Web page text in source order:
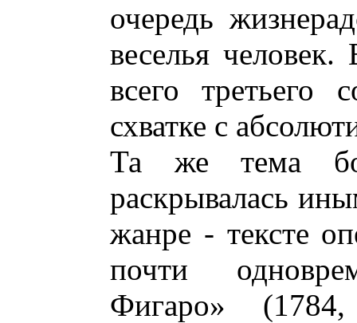
очередь
веселья
всего третьего
схватке с
Та же тема
раскрывалась
жанре - тексте
почти
Фигаро»